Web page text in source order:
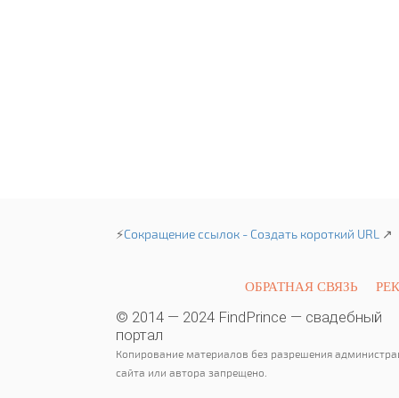
⚡Сокращение ссылок - Создать короткий URL ↗
ОБРАТНАЯ СВЯЗЬ
© 2014 — 2024 FindPrince — свадебный
портал
Копирование материалов без разрешения
сайта или автора запрещено.